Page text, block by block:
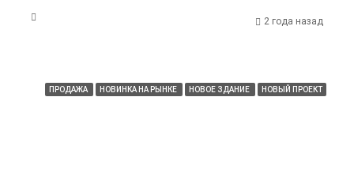
2 года назад
ПРОДАЖА НОВИНКА НА РЫНКЕ НОВОЕ ЗДАНИЕ НОВЫЙ ПРОЕКТ